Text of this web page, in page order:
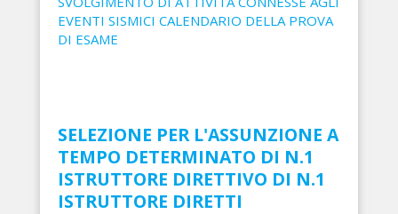
SELEZIONE PER L'ASSUNZIONE A
TEMPO DETERMINATO DI N.1
ISTRUTTORE DIRETTIVO DI N.1
ISTRUTTORE DIRETTI